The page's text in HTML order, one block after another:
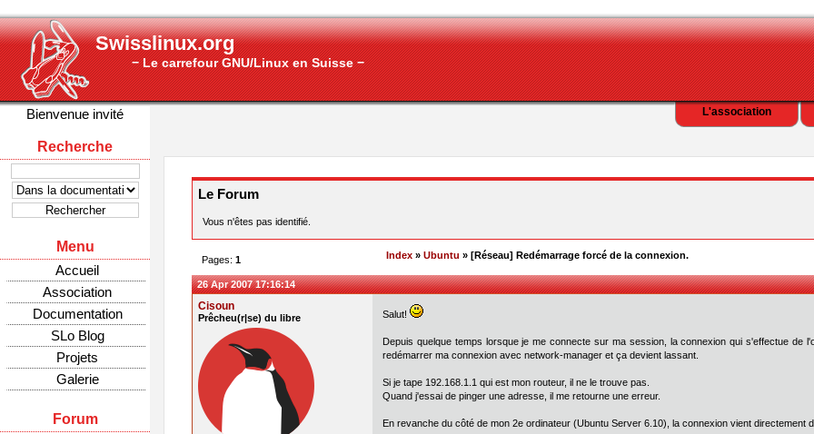
Swisslinux.org
− Le carrefour GNU/Linux en Suisse −
L'association
Bienvenue invité
Recherche
Menu
Accueil
Association
Documentation
SLo Blog
Projets
Galerie
Forum
Le Forum
Vous n'êtes pas identifié.
Pages: 1 Index » Ubuntu » [Réseau] Redémarrage forcé de la connexion.
26 Apr 2007 17:16:14
Cisoun
Prêcheu(r|se) du libre Salut!
Depuis quelque temps lorsque je me connecte sur ma session, la connexion qui s'effectue
redémarrer ma connexion avec network-manager et ça devient lassant.
Si je tape 192.168.1.1 qui est mon routeur, il ne le trouve pas.
Quand j'essai de pinger une adresse, il me retourne une erreur.
En revanche du côté de mon 2e ordinateur (Ubuntu Server 6.10), la connexion vient directement